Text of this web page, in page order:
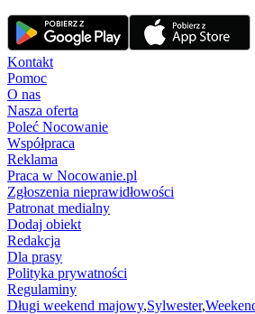
Kontakt
Pomoc
O nas
Nasza oferta
Poleć Nocowanie
Współpraca
Reklama
Praca w Nocowanie.pl
Zgłoszenia nieprawidłowości
Patronat medialny
Dodaj obiekt
Redakcja
Dla prasy
Polityka prywatności
Regulaminy
Długi weekend majowy,Sylwester,